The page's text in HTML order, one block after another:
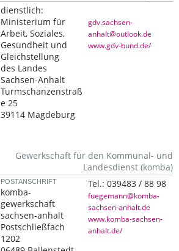
dienstlich:
Ministerium für
Arbeit, Soziales,
Gesundheit und
Gleichstellung
des Landes
Sachsen-Anhalt
Turmschanzenstraß
e 25
39114 Magdeburg
gdv.sachsen-
anhalt@outlook.de
www.gdv-bund.de/
Gewerkschaft für den Kommunal- und
Landesdienst (komba)
POSTANSCHRIFT
komba-
gewerkschaft
sachsen-anhalt
Postschließfach
1202
Tel.:039483 / 88 98
fuegemann@komba-
sachsen-anhalt.de
www.komba-sachsen-
anhalt.de/